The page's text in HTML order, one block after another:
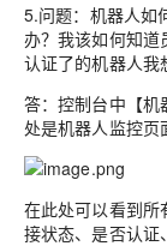
5.问题：机器人如
办？我该如何知道
认证了的机器人我
答：控制台中【机
处是机器人监控页
在此处可以看到所
接状态、是否认证